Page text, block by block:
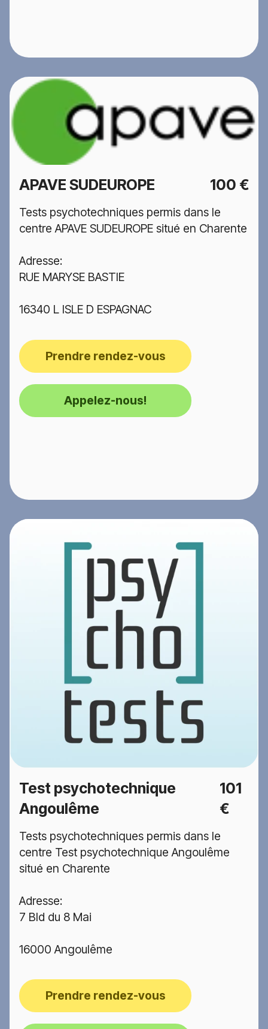
APAVE SUDEUROPE 100 €
Tests psychotechniques permis dans le
centre APAVE SUDEUROPE situé en Charente
Adresse:
RUE MARYSE BASTIE
16340 L ISLE D ESPAGNAC
Prendre rendez-vous
Appelez-nous!
Test psychotechnique
Angoulême
101
€
Tests psychotechniques permis dans le
centre Test psychotechnique Angoulême
situé en Charente
Adresse:
7 Bld du 8 Mai
16000 Angoulême
Prendre rendez-vous